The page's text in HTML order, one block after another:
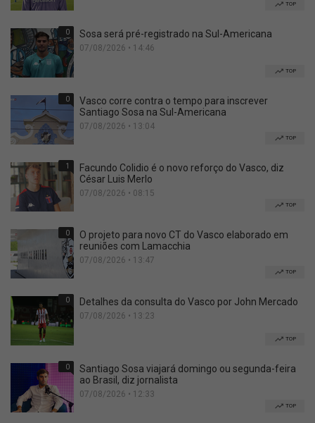
TOP
0 Sosa será pré-registrado na Sul-Americana
07/08/2026 • 14:46
TOP
0
Vasco corre contra o tempo para inscrever
Santiago Sosa na Sul-Americana
07/08/2026 • 13:04
TOP
1
Facundo Colidio é o novo reforço do Vasco, diz
César Luis Merlo
07/08/2026 • 08:15
TOP
0
O projeto para novo CT do Vasco elaborado em
reuniões com Lamacchia
07/08/2026 • 13:47
TOP
0 Detalhes da consulta do Vasco por John Mercado
07/08/2026 • 13:23
TOP
0
Santiago Sosa viajará domingo ou segunda-feira
ao Brasil, diz jornalista
07/08/2026 • 12:33
TOP